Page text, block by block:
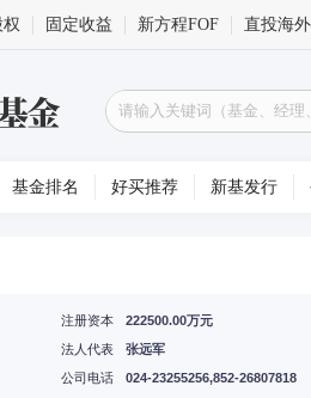
固定收益 新方程FOF 直投海外
基金排名 好买推荐 新基发行
注册资本
222500.00万元
法人代表
张远军
公司电话
024-23255256,852-26807818